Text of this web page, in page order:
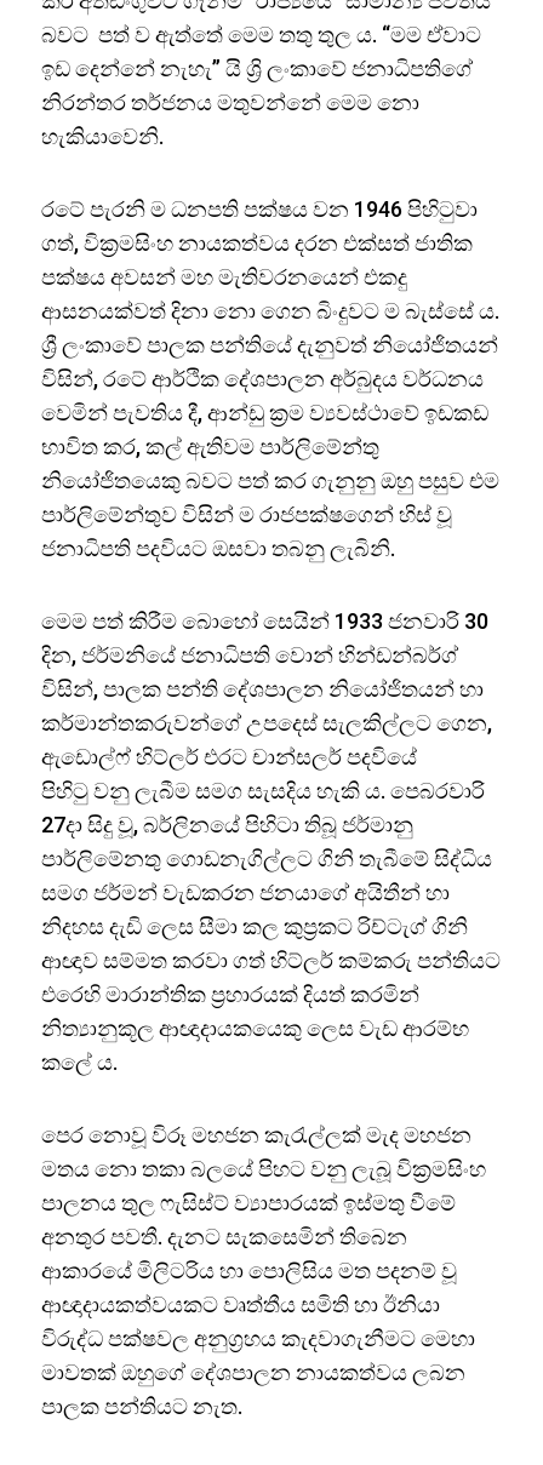
බවට පත් ව ඇත්තේ මෙම තතු තුල ය. “මම ඒවාට
ඉඩ දෙන්නේ නැහැ” යි ශ්‍රි ලංකාවේ ජනාධිපතිගේ
නිරන්තර තර්ජනය මතුවන්නේ මෙම නො
හැකියාවෙනි.
රටේ පැරනි ම ධනපති පක්ෂය වන 1946 පිහිටුවා
ගත්, වික්‍රමසිංහ නායකත්වය දරන එක්සත් ජාතික
පක්ෂය අවසන් මහ මැතිවරනයෙන් එකදු
ආසනයක්වත් දිනා නො ගෙන බිංදුවට ම බැස්සේ ය.
ශ්‍රී ලංකාවේ පාලක පන්තියේ දැනුවත් නියෝජිතයන්
විසින්, රටේ ආර්ථික දේශපාලන අර්බුදය වර්ධනය
වෙමින් පැවතිය දී, ආන්ඩු ක්‍රම ව්‍යවස්ථාවේ ඉඩකඩ
භාවිත කර, කල් ඇතිවම පාර්ලිමේන්තු
නියෝජිතයෙකු බවට පත් කර ගැනුනු ඔහු පසුව එම
පාර්ලිමේන්තුව විසින් ම රාජපක්ෂගෙන් හිස් වූ
ජනාධිපති පදවියට ඔසවා තබනු ලැබිනි.
මෙම පත් කිරීම බොහෝ සෙයින් 1933 ජනවාරි 30
දින, ජර්මනියේ ජනාධිපති වොන් හින්ඩන්බර්ග්
විසින්, පාලක පන්ති දේශපාලන නියෝජිතයන් හා
කර්මාන්තකරුවන්ගේ උපදෙස් සැලකිල්ලට ගෙන,
ඇඩොල්ෆ් හිට්ලර් එරට චාන්සලර් පදවියේ
පිහිටු වනු ලැබීම සමග සැසදිය හැකි ය. පෙබරවාරි
27දා සිදු වූ, බර්ලිනයේ පිහිටා තිබූ ජර්මානු
පාර්ලිමේනතු ගොඩනැගිල්ලට ගිනි තැබීමේ සිද්ධිය
සමග ජර්මන් වැඩකරන ජනයාගේ අයිතීන් හා
නිදහස දැඩි ලෙස සීමා කල කුප්‍රකට රිච්ටැග් ගිනි
ආඥාව සම්මත කරවා ගත් හිට්ලර් කම්කරු පන්තියට
එරෙහි මාරාන්තික ප්‍රහාරයක් දියත් කරමින්
නිත්‍යානුකූල ආඥාදායකයෙකු ලෙස වැඩ ආරම්භ
කලේ ය.
පෙර නොවූ විරූ මහජන කැරැල්ලක් මැද මහජන
මතය නො තකා බලයේ පිහට වනු ලැබූ වික්‍රමසිංහ
පාලනය තුල ‌ෆැසිස්ට් ව්‍යාපාරයක් ඉස්මතු වීමේ
අනතුර පවතී. දැනට සැකසෙමින් තිබෙන
ආකාරයේ මිලිටරිය හා පොලිසිය මත පදනම් වූ
ආඥාදායකත්වයකට වෘත්තීය සමිති හා ඊනියා
විරුද්ධ පක්ෂවල අනුග්‍රහය කැදවාගැනීමට මෙහා
මාවතක් ඔහුගේ දේශපාලන නායකත්වය ලබන
පාලක පන්තියට නැත.